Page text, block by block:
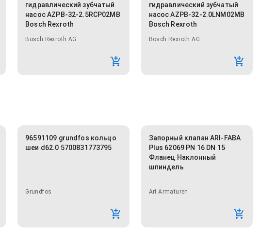
гидравлический зубчатый
насос AZPB-32-2.5RCP02MB
Bosch Rexroth
Bosch Rexroth AG
гидравлический зубчатый
насос AZPB-32-2.0LNM02MB
Bosch Rexroth
Bosch Rexroth AG
96591109 grundfos кольцо
шеи d62.0 5700831773795
Grundfos
Запорный клапан ARI-FABA
Plus 62069 PN 16 DN 15
Фланец Наклонный
шпиндель
Ari Armaturen